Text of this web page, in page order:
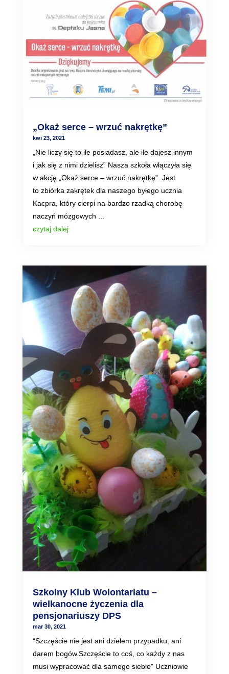
„Okaż serce – wrzuć nakrętkę”
kwi 23, 2021
„Nie liczy się to ile posiadasz, ale ile dajesz innym
i jak się z nimi dzielisz” Nasza szkoła włączyła się
w akcję „Okaż serce – wrzuć nakrętkę”. Jest
to zbiórka zakrętek dla naszego byłego ucznia
Kacpra, który cierpi na bardzo rzadką chorobę
naczyń mózgowych ...
czytaj dalej
Szkolny Klub Wolontariatu –
wielkanocne życzenia dla
pensjonariuszy DPS
mar 30, 2021
“Szczęście nie jest ani dziełem przypadku, ani
darem bogów.Szczęście to coś, co każdy z nas
musi wypracować dla samego siebie” Uczniowie